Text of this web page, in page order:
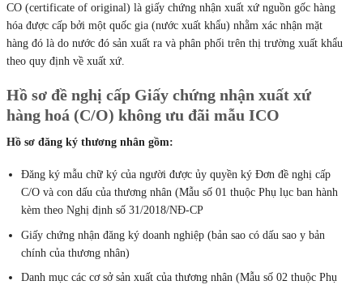
CO (certificate of original) là giấy chứng nhận xuất xứ nguồn gốc hàng
hóa được cấp bởi một quốc gia (nước xuất khẩu) nhằm xác nhận mặt
hàng đó là do nước đó sản xuất ra và phân phối trên thị trường xuất khẩu
theo quy định về xuất xứ.
Hồ sơ đề nghị cấp Giấy chứng nhận xuất xứ
hàng hoá (C/O) không ưu đãi mẫu ICO
Hồ sơ đăng ký thương nhân gồm:
Đăng ký mẫu chữ ký của người được ủy quyền ký Đơn đề nghị cấp
C/O và con dấu của thương nhân (Mẫu số 01 thuộc Phụ lục ban hành
kèm theo Nghị định số 31/2018/NĐ-CP
Giấy chứng nhận đăng ký doanh nghiệp (bản sao có dấu sao y bản
chính của thương nhân)
Danh mục các cơ sở sản xuất của thương nhân (Mẫu số 02 thuộc Phụ